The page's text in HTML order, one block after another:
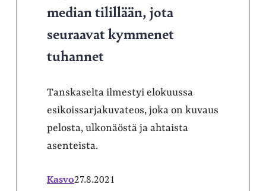
median tilillään, jota
seuraavat kymmenet
tuhannet
Tanskaselta ilmestyi elokuussa
esikoissarjakuvateos, joka on kuvaus
pelosta, ulkonäöstä ja ahtaista
asenteista.
Kasvo27.8.2021